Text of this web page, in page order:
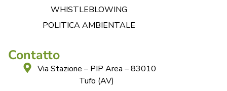
WHISTLEBLOWING
POLITICA AMBIENTALE
Contatto
Via Stazione – PIP Area – 83010
Tufo (AV)